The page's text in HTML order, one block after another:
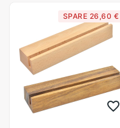
Reise fallen
(Schwarz)
SPARE 26,60 €